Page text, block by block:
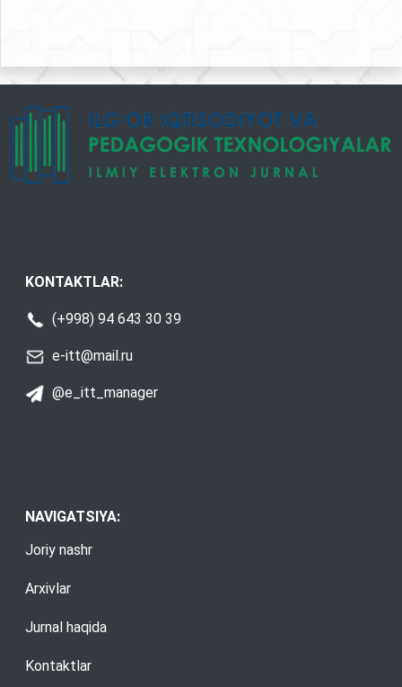
KONTAKTLAR:
(+998) 94 643 30 39
e-itt@mail.ru
@e_itt_manager
NAVIGATSIYA:
Joriy nashr
Arxivlar
Jurnal haqida
Kontaktlar